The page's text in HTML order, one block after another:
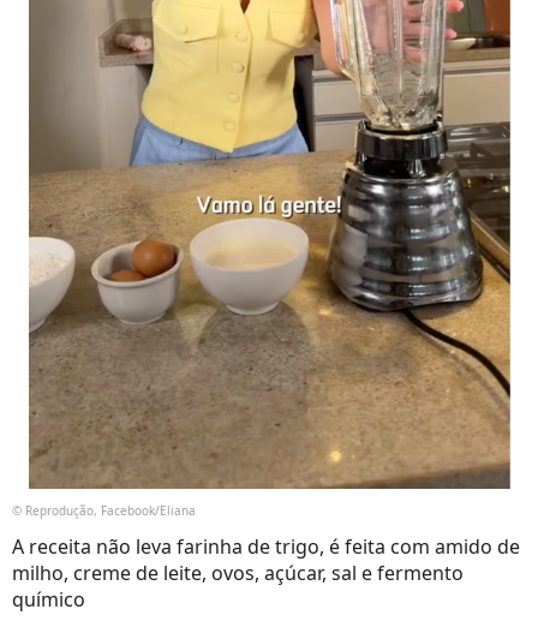
© Reprodução, Facebook/Eliana
A receita não leva farinha de trigo, é feita com amido de
milho, creme de leite, ovos, açúcar, sal e fermento
químico